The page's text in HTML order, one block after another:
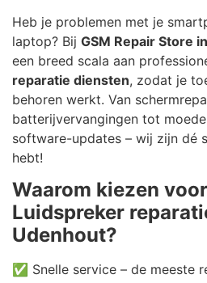
Heb je problemen met je
laptop? Bij GSM Repair Store
een breed scala aan
reparatie diensten, zodat je
behoren werkt. Van
batterijvervangingen tot
software-updates – wij zijn dé
hebt!
Waarom kiezen
Luidspreker
Udenhout?
✅ Snelle service – de meeste